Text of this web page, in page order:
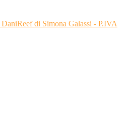
DaniReef di Simona Galassi - P.IVA